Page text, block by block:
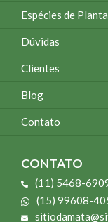
Espécies de
Dúvidas
Clientes
Blog
Contato
CONTATO
(11) 5468-
(15) 99608-